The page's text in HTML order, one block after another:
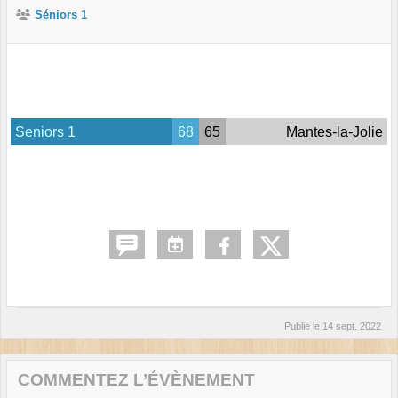
Séniors 1
Seniors 1 68 65 Mantes-la-Jolie
Publié le 14 sept. 2022
COMMENTEZ L’ÉVÈNEMENT